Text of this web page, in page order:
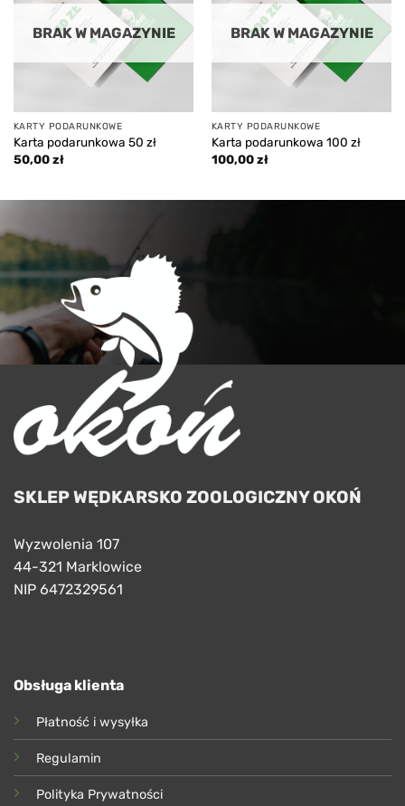
BRAK W MAGAZYNIE
KARTY PODARUNKOWE
Karta podarunkowa 50 zł
50,00zł
BRAK W MAGAZYNIE
KARTY PODARUNKOWE
Karta podarunkowa 100 zł
100,00zł
SKLEP WĘDKARSKO ZOOLOGICZNY OKOŃ
Wyzwolenia 107
44-321 Marklowice
NIP 6472329561
Obsługa klienta
Płatność i wysyłka
Regulamin
Polityka Prywatności